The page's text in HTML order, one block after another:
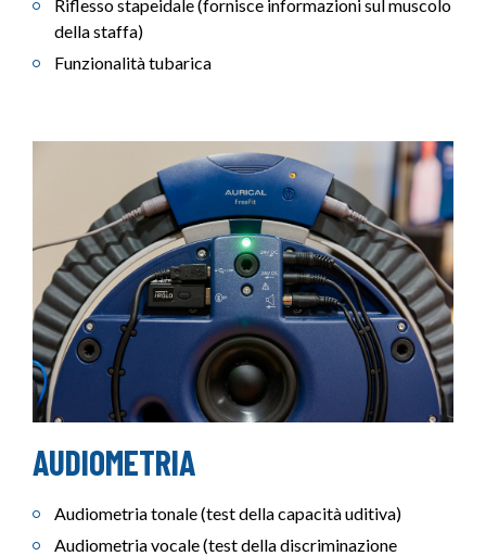
Riflesso stapeidale (fornisce informazioni sul muscolo
della staffa)
Funzionalità tubarica
AUDIOMETRIA
Audiometria tonale (test della capacità uditiva)
Audiometria vocale (test della discriminazione